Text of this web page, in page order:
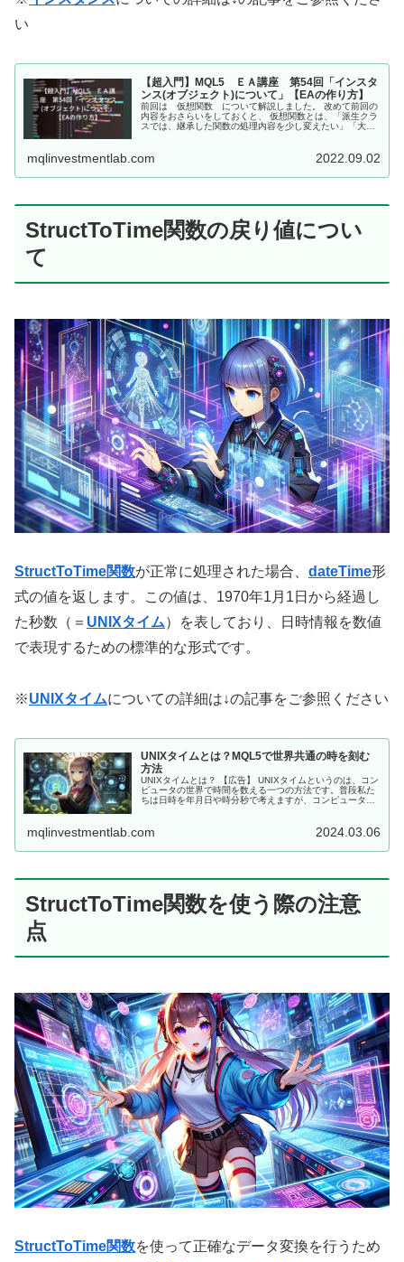
い
【超入門】MQL5 ＥＡ講座 第54回「インスタ
ンス(オブジェクト)について」【EAの作り方】
前回は 仮想関数 について解説しました。 改めて前回の
内容をおさらいをしておくと、 仮想関数とは、「派生クラ
スでは、継承した関数の処理内容を少し変えたい」「大ま
mqlinvestmentlab.com 2022.09.02
StructToTime関数の戻り値につい
て
StructToTime関数が正常に処理された場合、 dateTime形
式の値を返します。この値は、1970年1月1日から経過し
た秒数（＝ UNIXタイム）を表しており、日時情報を数値
で表現するための標準的な形式です。
※UNIXタイムについての詳細は↓の記事をご参照ください
UNIXタイムとは？MQL5で世界共通の時を刻む
方法
UNIXタイムとは？ 【広告】 UNIXタイムというのは、コン
ピュータの世界で時間を数える一つの方法です。普段私た
ちは日時を年月日や時分秒で考えますが、コンピュータは
mqlinvestmentlab.com 2024.03.06
StructToTime関数を使う際の注意
点
StructToTime関数を使って正確なデータ変換を行うため